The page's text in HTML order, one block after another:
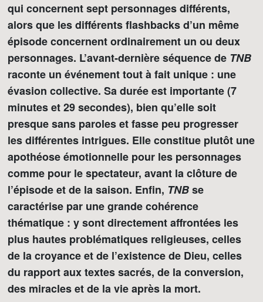
qui concernent sept personnages différents,
alors que les différents flashbacks d’un même
épisode concernent ordinairement un ou deux
personnages. L’avant-dernière séquence de TNB
raconte un événement tout à fait unique : une
évasion collective. Sa durée est importante (7
minutes et 29 secondes), bien qu’elle soit
presque sans paroles et fasse peu progresser
les différentes intrigues. Elle constitue plutôt une
apothéose émotionnelle pour les personnages
comme pour le spectateur, avant la clôture de
l’épisode et de la saison. Enfin, TNBse
caractérise par une grande cohérence
thématique : y sont directement affrontées les
plus hautes problématiques religieuses, celles
de la croyance et de l’existence de Dieu, celles
du rapport aux textes sacrés, de la conversion,
des miracles et de la vie après la mort.